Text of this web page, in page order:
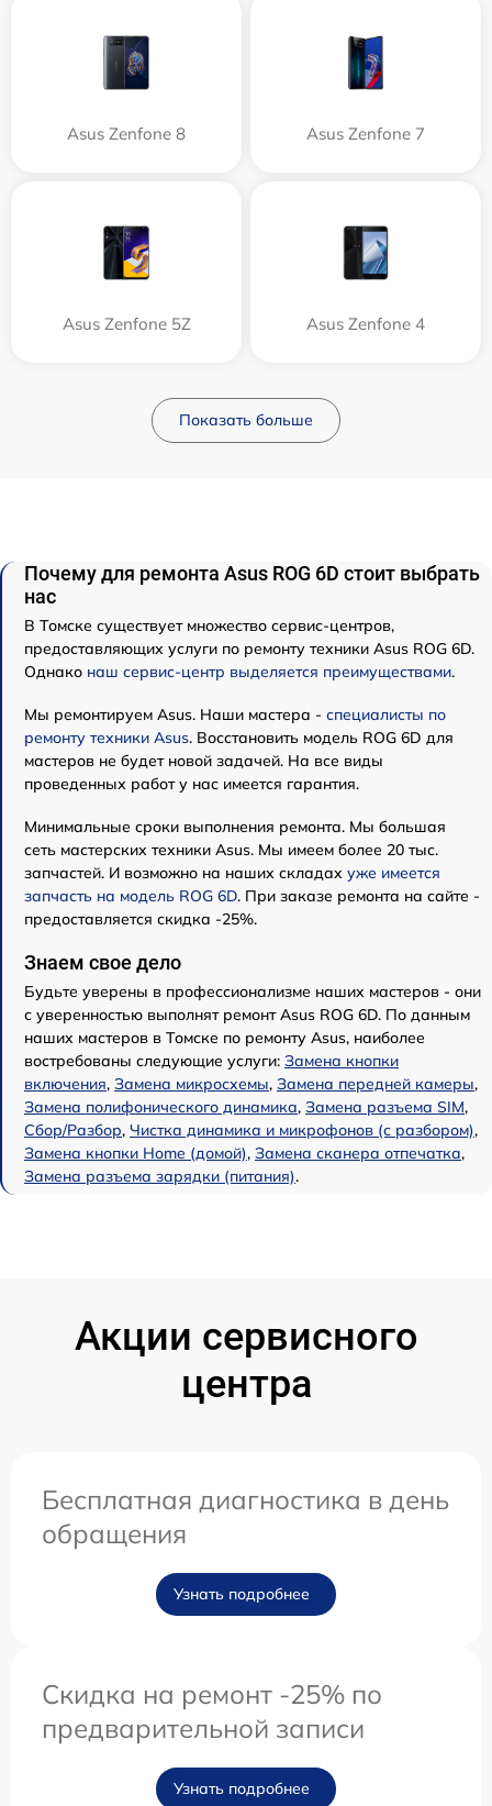
Asus Zenfone 8 Asus Zenfone 7
Asus Zenfone 5Z Asus Zenfone 4
Показать больше
Почему для ремонта Asus ROG 6D стоит выбрать
нас
В Томске существует множество сервис-центров,
предоставляющих услуги по ремонту техники Asus ROG 6D.
Однако наш сервис-центр выделяется преимуществами.
Мы ремонтируем Asus. Наши мастера - специалисты по
ремонту техники Asus. Восстановить модель ROG 6D для
мастеров не будет новой задачей. На все виды
проведенных работ у нас имеется гарантия.
Минимальные сроки выполнения ремонта. Мы большая
сеть мастерских техники Asus. Мы имеем более 20 тыс.
запчастей. И возможно на наших складах уже имеется
запчасть на модель ROG 6D. При заказе ремонта на сайте -
предоставляется скидка -25%.
Знаем свое дело
Будьте уверены в профессионализме наших мастеров - они
с уверенностью выполнят ремонт Asus ROG 6D. По данным
наших мастеров в Томске по ремонту Asus, наиболее
востребованы следующие услуги: Замена кнопки
включения, Замена микросхемы, Замена передней камеры,
Замена полифонического динамика, Замена разъема SIM,
Сбор/Разбор, Чистка динамика и микрофонов (с разбором),
Замена кнопки Home (домой), Замена сканера отпечатка,
Замена разъема зарядки (питания).
Акции сервисного
центра
Бесплатная диагностика в день
обращения
Узнать подробнее
Скидка на ремонт -25% по
предварительной записи
Узнать подробнее